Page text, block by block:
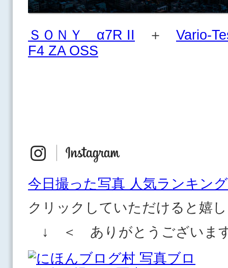
ＳＯＮＹ α7R II ＋
Vario-
F4 ZA OSS
今日撮った写真 人気ランキング
クリックしていただけると嬉
↓ ＜ ありがとうございま